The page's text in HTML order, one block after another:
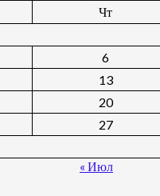
Чт
6
13
20
27
« Июл